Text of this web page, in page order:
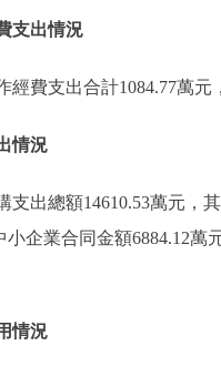
支出情況
經費支出合計1084.77萬
情況
支出總額14610.53萬元，
小企業合同金額6884.12
情況